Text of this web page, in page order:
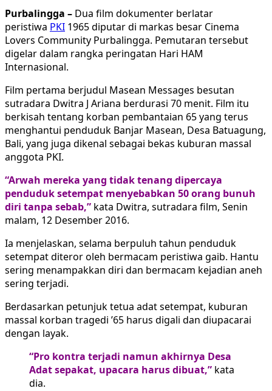
Purbalingga – Dua film dokumenter berlatar
peristiwa PKI 1965 diputar di markas besar Cinema
Lovers Community Purbalingga. Pemutaran tersebut
digelar dalam rangka peringatan Hari HAM
Internasional.
Film pertama berjudul Masean Messages besutan
sutradara Dwitra J Ariana berdurasi 70 menit. Film itu
berkisah tentang korban pembantaian 65 yang terus
menghantui penduduk Banjar Masean, Desa Batuagung,
Bali, yang juga dikenal sebagai bekas kuburan massal
anggota PKI.
“Arwah mereka yang tidak tenang dipercaya
penduduk setempat menyebabkan 50 orang bunuh
diri tanpa sebab,” kata Dwitra, sutradara film, Senin
malam, 12 Desember 2016.
Ia menjelaskan, selama berpuluh tahun penduduk
setempat diteror oleh bermacam peristiwa gaib. Hantu
sering menampakkan diri dan bermacam kejadian aneh
sering terjadi.
Berdasarkan petunjuk tetua adat setempat, kuburan
massal korban tragedi ’65 harus digali dan diupacarai
dengan layak.
“Pro kontra terjadi namun akhirnya Desa
Adat sepakat, upacara harus dibuat,” kata
dia.